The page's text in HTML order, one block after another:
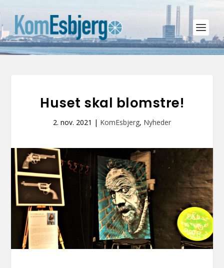
Huset skal blomstre!
2. nov. 2021 | KomEsbjerg, Nyheder